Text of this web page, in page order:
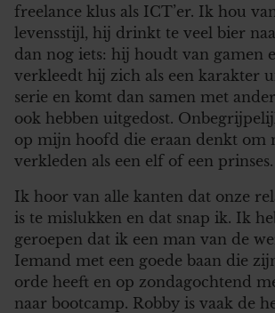
freelance klus als ICT’er. Ik hou
levensstijl, hij drinkt te veel bier
dan nog iets: hij houdt van gamen
verkleedt hij zich als een karakter
serie en komt dan samen met
ook hebben uitgedost.
op mijn hoofd die eraan denkt om
verkleden als een elf of een prinses.
Ik hoor van alle kanten dat onze
is te mislukken en dat snap ik. Ik
geroepen dat ik een man van de
Iemand met een goede baan die
orde heeft en op zondagochtend
naar bootcamp. Robby is vaak de